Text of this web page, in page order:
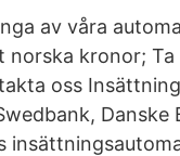
av våra
norska kronor;
oss
Danske